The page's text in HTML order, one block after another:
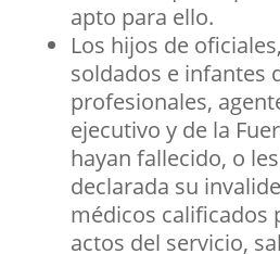
apto para ello.
Los hijos de
soldados e infantes
profesionales,
ejecutivo y de la
hayan fallecido, o
declarada su
médicos calificados
actos del servicio,